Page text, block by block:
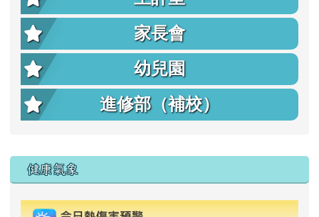
家長會
幼兒園
進修部（補校）
右邊區域內容
健康氣象